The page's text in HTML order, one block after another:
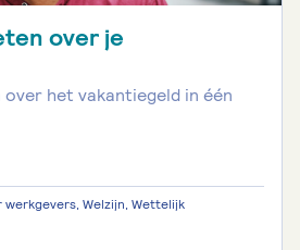
over je
het vakantiegeld in één
werkgevers, Welzijn, Wettelijk